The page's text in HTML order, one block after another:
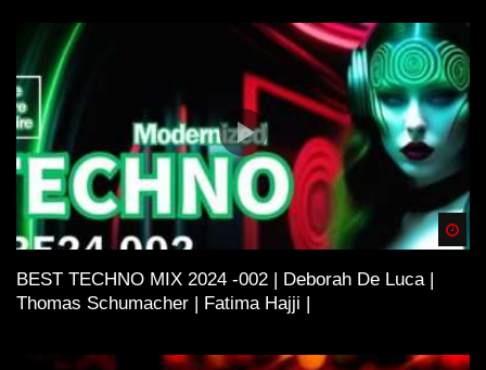
BEST TECHNO MIX 2024 -002 | Deborah De Luca |
Thomas Schumacher | Fatima Hajji |